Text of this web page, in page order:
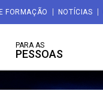
FORMAÇÃO NOTÍCIAS
PARA AS
PESSOAS